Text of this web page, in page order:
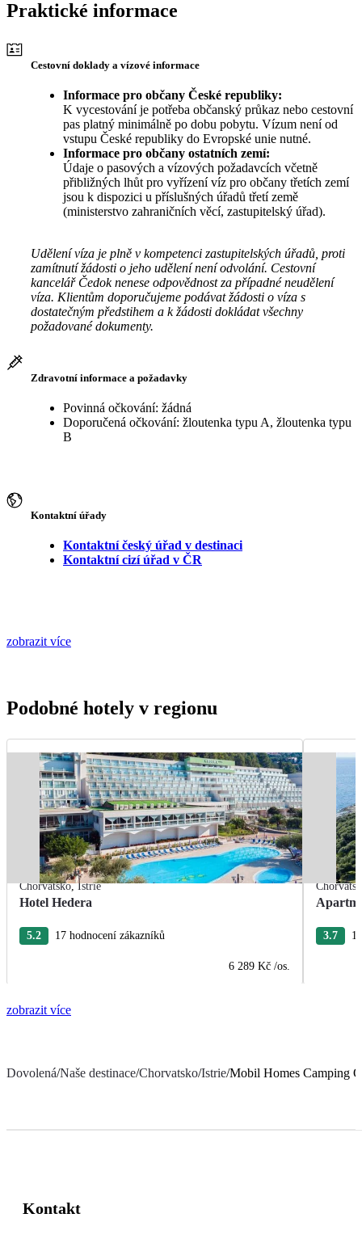
Praktické informace
Cestovní doklady a vízové informace
Informace pro občany České republiky:
K vycestování je potřeba občanský průkaz nebo cestovní
pas platný minimálně po dobu pobytu. Vízum není od
vstupu České republiky do Evropské unie nutné.
Informace pro občany ostatních zemí:
Údaje o pasových a vízových požadavcích včetně
přibližných lhůt pro vyřízení víz pro občany třetích zemí
jsou k dispozici u příslušných úřadů třetí země
(ministerstvo zahraničních věcí, zastupitelský úřad).
Udělení víza je plně v kompetenci zastupitelských úřadů, proti
zamítnutí žádosti o jeho udělení není odvolání. Cestovní
kancelář Čedok nenese odpovědnost za případné neudělení
víza. Klientům doporučujeme podávat žádosti o víza s
dostatečným předstihem a k žádosti dokládat všechny
požadované dokumenty.
Zdravotní informace a požadavky
Povinná očkování: žádná
Doporučená očkování: žloutenka typu A, žloutenka typu
B
Kontaktní úřady
Kontaktní český úřad v destinaci
Kontaktní cizí úřad v ČR
zobrazit více
Podobné hotely v regionu
Chorvatsko,Istrie
Hotel Hedera
5.2 17 hodnocení zákazníků
6 289 Kč /os.
3.7
zobrazit více
Dovolená/Naše destinace/Chorvatsko/Istrie/Mobil Homes Camping
Kontakt